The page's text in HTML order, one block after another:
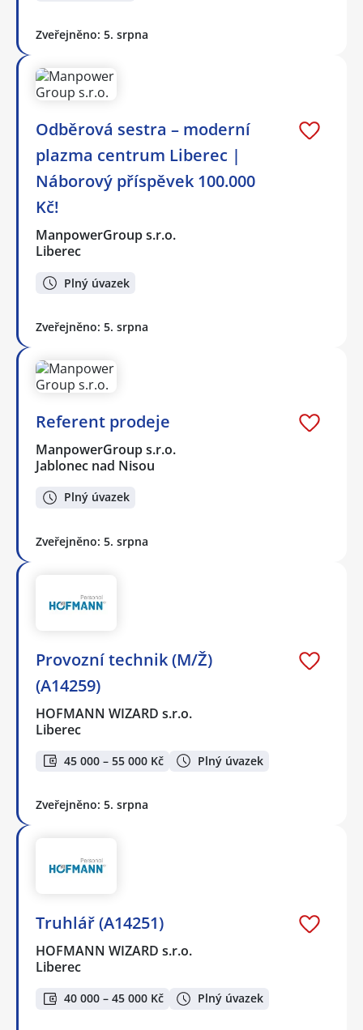
Zveřejněno: 5. srpna
Odběrová sestra – moderní
plazma centrum Liberec |
Náborový příspěvek 100.000
Kč!
ManpowerGroup s.r.o.
Liberec
Plný úvazek
Zveřejněno: 5. srpna
Referent prodeje
ManpowerGroup s.r.o.
Jablonec nad Nisou
Plný úvazek
Zveřejněno: 5. srpna
Provozní technik (M/Ž)
(A14259)
HOFMANN WIZARD s.r.o.
Liberec
45 000 – 55 000 Kč Plný úvazek
Zveřejněno: 5. srpna
Truhlář (A14251)
HOFMANN WIZARD s.r.o.
Liberec
40 000 – 45 000 Kč Plný úvazek